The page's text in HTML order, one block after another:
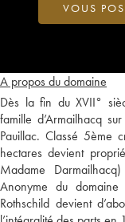
A propos du domaine
Dès la fin du XVII°
famille d’Armailhacq
Pauillac. Classé
hectares devient
Madame
Anonyme du
Rothschild devient
VOUS